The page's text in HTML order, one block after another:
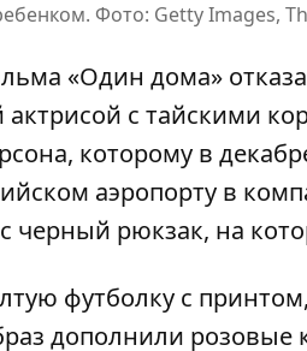
Фото: Getty Images,
«Один дома»
актрисой с тайскими
которому в
аэропорту в
черный рюкзак, на
футболку с принтом,
дополнили розовые